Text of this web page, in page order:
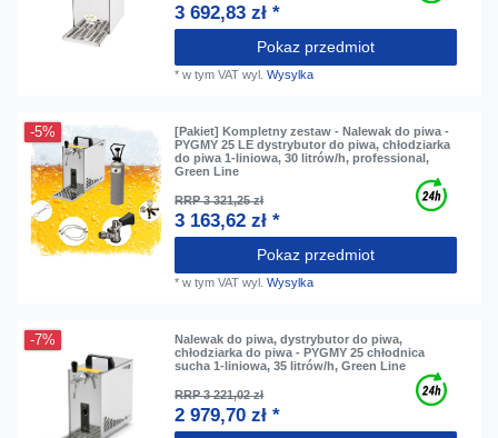
3 692,83 zł *
Pokaz przedmiot
*w tym VAT wyl.Wysylka
-5%
[Pakiet] Kompletny zestaw - Nalewak do piwa -
PYGMY 25 LE dystrybutor do piwa, chłodziarka
do piwa 1-liniowa, 30 litrów/h, professional,
Green Line
RRP 3 321,25 zł
3 163,62 zł *
Pokaz przedmiot
*w tym VAT wyl.Wysylka
-7%
Nalewak do piwa, dystrybutor do piwa,
chłodziarka do piwa - PYGMY 25 chłodnica
sucha 1-liniowa, 35 litrów/h, Green Line
RRP 3 221,02 zł
2 979,70 zł *